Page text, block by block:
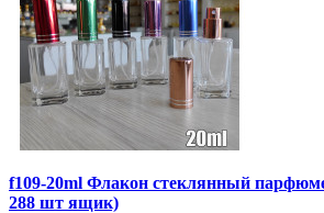
f109-20ml Флакон стеклянный
288 шт ящик)